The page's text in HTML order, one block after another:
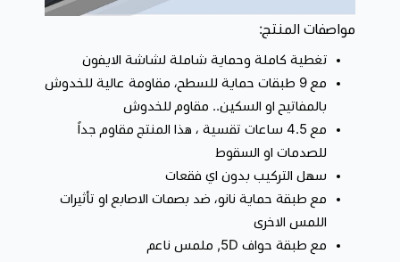
مواصفات المنتج:
تغطية كاملة وحماية شاملة لشاشة الايفون
مع 9 طبقات حماية للسطح، مقاومة عالية للخدوش
بالمفاتيح او السكين.. مقاوم للخدوش
مع 4.5 ساعات تقسية ، هذا المنتج مقاوم جداً
للصدمات او السقوط
سهل التركيب بدون اي فقعات
مع طبقة حماية نانو، ضد بصمات الاصابع او تأثيرات
اللمس الاخرى
مع طبقة حواف 5D, ملمس ناعم